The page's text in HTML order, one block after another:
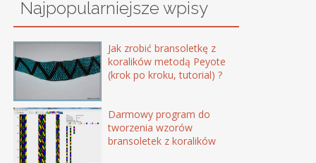
Najpopularniejsze wpisy
Jak zrobić bransoletkę z
koralików metodą Peyote
(krok po kroku, tutorial) ?
Darmowy program do
tworzenia wzorów
bransoletek z koralików